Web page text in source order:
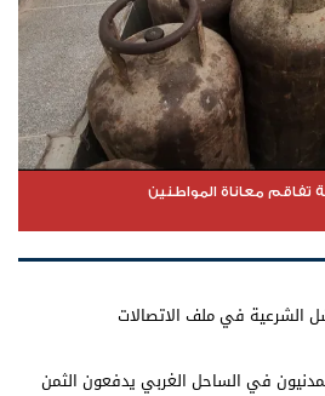
تفاقم معاناة المواطنين
الشرعية في ملف الاتصالات
في الساحل الغربي يدفعون الثمن